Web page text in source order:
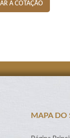
A COTAÇÃO
MAPA DO